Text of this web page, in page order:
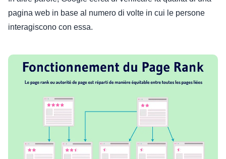
pagina web in base al numero di volte in cui le persone
interagiscono con essa.